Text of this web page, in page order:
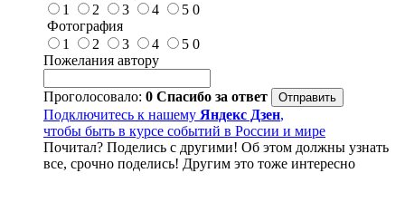
1
2 3 4 5 0
Фотография
1
2 3 4 5 0
Пожелания автору
Проголосовало: 0 Спасибо за ответ
Подключитесь к нашему Яндекс Дзен,
чтобы быть в курсе событий в России и мире
Почитал? Поделись с другими! Об этом должны узнать
все, срочно поделись! Другим это тоже интересно